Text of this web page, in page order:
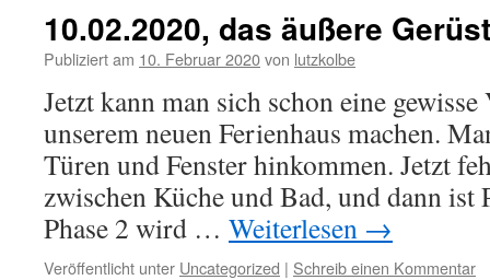
10.02.2020, das äußere
Publiziert am 10. Februar 2020von lutzkolbe
Jetzt kann man sich schon eine
unserem neuen Ferienhaus machen.
Türen und Fenster hinkommen. Jetzt
zwischen Küche und Bad, und dann ist
Phase 2 wird … Weiterlesen →
Veröffentlicht unter Uncategorized | Schreib einen Kommentar